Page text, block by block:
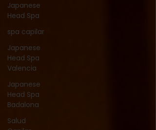
Japanese
Head Spa
spa capilar
Japanese
Head Spa
Valencia
Japanese
Head Spa
Badalona
Salud